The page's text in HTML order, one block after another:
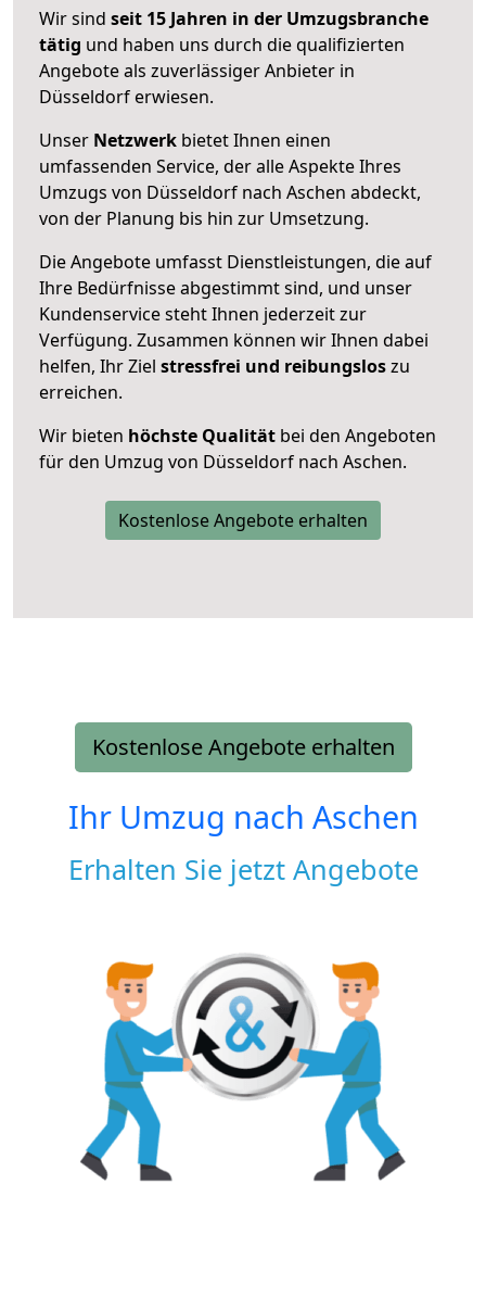
Wir sind seit 15 Jahren in der Umzugsbranche
tätig und haben uns durch die qualifizierten
Angebote als zuverlässiger Anbieter in
Düsseldorf erwiesen.
Unser Netzwerk bietet Ihnen einen
umfassenden Service, der alle Aspekte Ihres
Umzugs von Düsseldorf nach Aschen abdeckt,
von der Planung bis hin zur Umsetzung.
Die Angebote umfasst Dienstleistungen, die auf
Ihre Bedürfnisse abgestimmt sind, und unser
Kundenservice steht Ihnen jederzeit zur
Verfügung. Zusammen können wir Ihnen dabei
helfen, Ihr Ziel stressfrei und reibungsloszu
erreichen.
Wir bieten höchste Qualität bei den Angeboten
für den Umzug von Düsseldorf nach Aschen.
Kostenlose Angebote erhalten
Kostenlose Angebote erhalten
Ihr Umzug nach Aschen
Erhalten Sie jetzt Angebote